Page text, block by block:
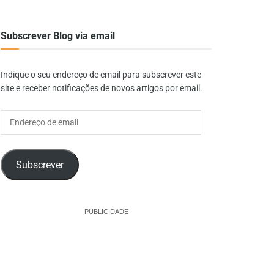
Subscrever Blog via email
Indique o seu endereço de email para subscrever este
site e receber notificações de novos artigos por email.
Subscrever
PUBLICIDADE